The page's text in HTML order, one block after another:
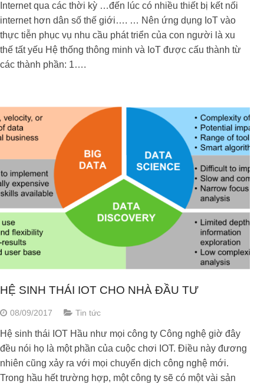
Internet qua các thời kỳ …đến lúc có nhiều thiết bị kết nối
internet hơn dân số thế giới…. … Nên ứng dụng IoT vào
thực tiễn phục vụ nhu cầu phát triển của con người là xu
thế tất yếu Hệ thống thông minh và IoT được cấu thành từ
các thành phần: 1….
HỆ SINH THÁI IOT CHO NHÀ ĐẦU TƯ
08/09/2017 Tin tức
Hệ sinh thái IOT Hầu như mọi công ty Công nghệ giờ đây
đều nói họ là một phần của cuộc chơi IOT. Điều này đương
nhiên cũng xảy ra với mọi chuyển dịch công nghệ mới.
Trong hầu hết trường hợp, một công ty sẽ có một vài sản